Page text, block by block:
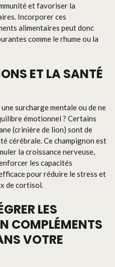
et favoriser la
Incorporer ces
alimentaires peut donc
comme le rhume ou la
ET LA SANTÉ
surcharge mentale ou de ne
émotionnel ? Certains
(crinière de lion) sont de
cérébrale. Ce champignon est
la croissance nerveuse,
les capacités
pour réduire le stress et
de cortisol.
LES
COMPLÉMENTS
VOTRE